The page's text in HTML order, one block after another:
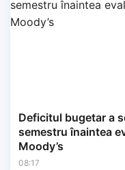
Deficitul bugetar a
semestru înaintea
Moody’s
08:17